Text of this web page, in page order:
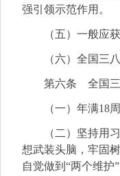
强引领示范作用。
（五）一般应
（六）全国三
第六条 全国三
（一）年满18
（二）坚持用
想武装头脑，牢固
自觉做到“两个维护